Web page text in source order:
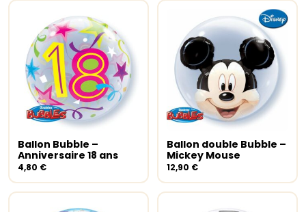
Ajouter au panier
Ballon Bubble –
Anniversaire 18 ans
4,80 €
Ajouter au panier
Ballon double Bubble –
Mickey Mouse
12,90 €